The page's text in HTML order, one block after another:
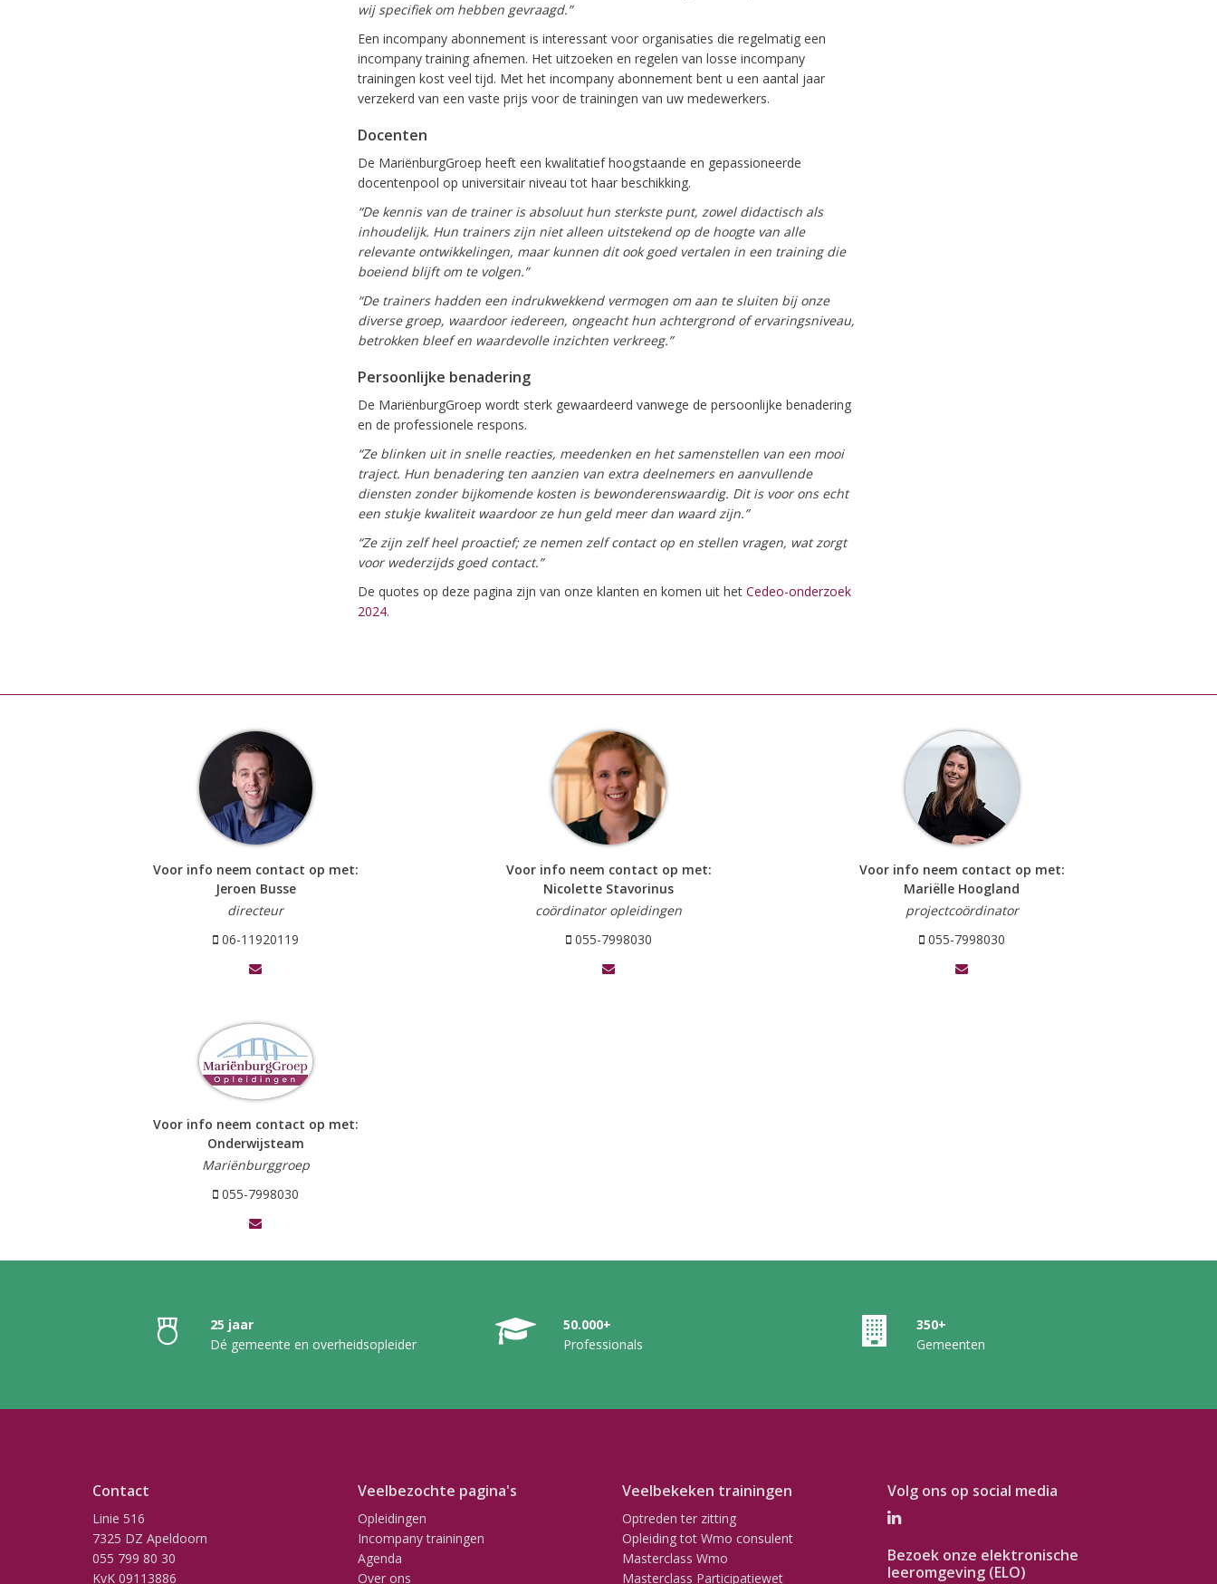
wij specifiek om hebben gevraagd.”
Een incompany abonnement is interessant voor organisaties die regelmatig een
incompany training afnemen. Het uitzoeken en regelen van losse incompany
trainingen kost veel tijd. Met het incompany abonnement bent u een aantal jaar
verzekerd van een vaste prijs voor de trainingen van uw medewerkers.
Docenten
De MariënburgGroep heeft een kwalitatief hoogstaande en gepassioneerde
docentenpool op universitair niveau tot haar beschikking.
“De kennis van de trainer is absoluut hun sterkste punt, zowel didactisch als
inhoudelijk. Hun trainers zijn niet alleen uitstekend op de hoogte van alle
relevante ontwikkelingen, maar kunnen dit ook goed vertalen in een training die
boeiend blijft om te volgen.”
“De trainers hadden een indrukwekkend vermogen om aan te sluiten bij onze
diverse groep, waardoor iedereen, ongeacht hun achtergrond of ervaringsniveau,
betrokken bleef en waardevolle inzichten verkreeg.”
Persoonlijke benadering
De MariënburgGroep wordt sterk gewaardeerd vanwege de persoonlijke benadering
en de professionele respons.
“Ze blinken uit in snelle reacties, meedenken en het samenstellen van een mooi
traject. Hun benadering ten aanzien van extra deelnemers en aanvullende
diensten zonder bijkomende kosten is bewonderenswaardig. Dit is voor ons echt
een stukje kwaliteit waardoor ze hun geld meer dan waard zijn.”
“Ze zijn zelf heel proactief; ze nemen zelf contact op en stellen vragen, wat zorgt
voor wederzijds goed contact.”
De quotes op deze pagina zijn van onze klanten en komen uit het Cedeo-onderzoek
2024.
Voor info neem contact op met:
Jeroen Busse
directeur
06-11920119
Voor info neem contact op met:
Nicolette Stavorinus
coördinator opleidingen
055-7998030
Voor info neem contact op met:
Mariëlle Hoogland
projectcoördinator
055-7998030
Voor info neem contact op met:
Onderwijsteam
Mariënburggroep
055-7998030
25 jaar
Dé gemeente en overheidsopleider
50.000+
Professionals
350+
Gemeenten
Contact
Linie 516
7325 DZ Apeldoorn
055 799 80 30
KvK 09113886
Veelbezochte pagina's
Opleidingen
Incompany trainingen
Agenda
Over ons
Veelbekeken trainingen
Optreden ter zitting
Opleiding tot Wmo consulent
Masterclass Wmo
Masterclass Participatiewet
Volg ons op social media
Bezoek onze elektronische
leeromgeving (ELO)